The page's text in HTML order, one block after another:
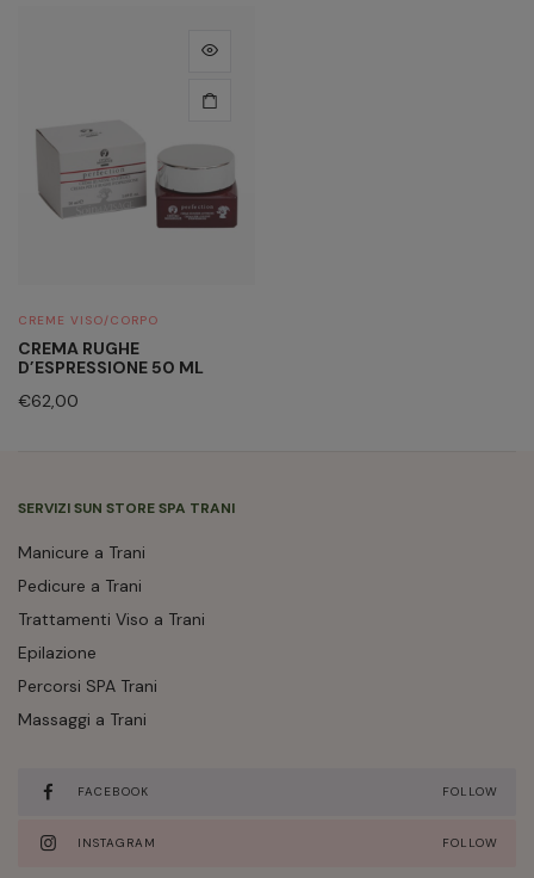
CREME VISO/CORPO
CREMA RUGHE
D’ESPRESSIONE 50 ML
€62,00
SERVIZI SUN STORE SPA TRANI
Manicure a Trani
Pedicure a Trani
Trattamenti Viso a Trani
Epilazione
Percorsi SPA Trani
Massaggi a Trani
FACEBOOK FOLLOW
INSTAGRAM FOLLOW